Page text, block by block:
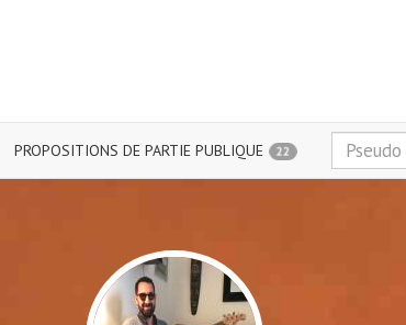
PROPOSITIONS DE PARTIE PUBLIQUE 22